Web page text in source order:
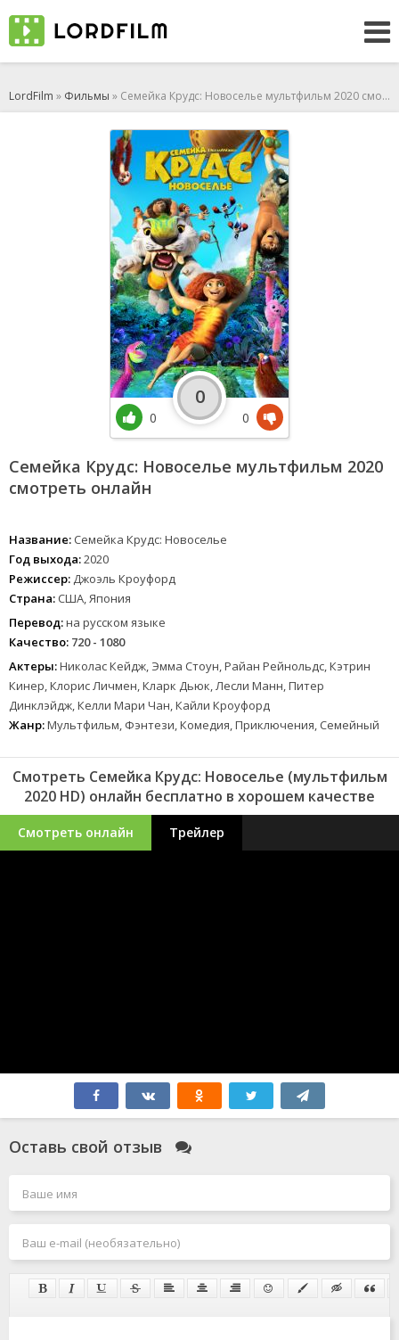
LordFilm » Фильмы » Семейка Крудс: Новоселье мультфильм 2020 смотреть онлайн
Семейка Крудс: Новоселье мультфильм 2020
смотреть онлайн
Название: Семейка Крудс: Новоселье
Год выхода:2020
Режиссер: Джоэль Кроуфорд
Страна: США, Япония
Перевод:на русском языке
Качество: 720 - 1080
Актеры:Николас Кейдж, Эмма Стоун, Райан Рейнольдс, Кэтрин
Кинер, Клорис Личмен, Кларк Дьюк, Лесли Манн, Питер
Динклэйдж, Келли Мари Чан, Кайли Кроуфорд
Жанр:Мультфильм, Фэнтези, Комедия, Приключения, Семейный
0
0
0
Смотреть Семейка Крудс: Новоселье (мультфильм
2020 HD) онлайн бесплатно в хорошем качестве
Смотреть онлайн Трейлер
Оставь свой отзыв